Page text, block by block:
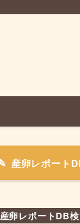
産卵レポート
産卵レポートDB